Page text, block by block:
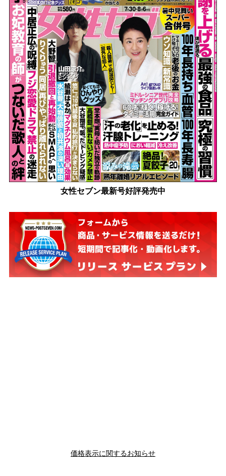
女性セブン最新号好評発売中
価格表示に関するお知らせ